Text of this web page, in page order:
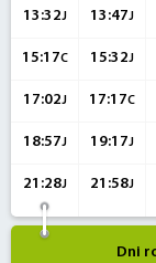
13:32J 13:47J
15:17C 15:32J
17:02J 17:17C
18:57J 19:17J
21:28J 21:58J
Dni